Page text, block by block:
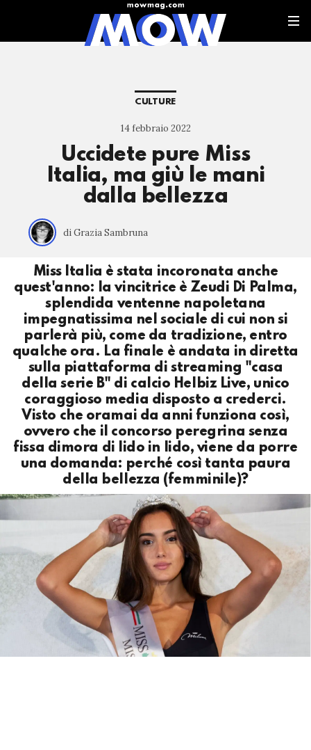
CULTURE
14 febbraio 2022
Uccidete pure Miss
Italia, ma giù le mani
dalla bellezza
di Grazia Sambruna
Miss Italia è stata incoronata anche
quest'anno: la vincitrice è Zeudi Di Palma,
splendida ventenne napoletana
impegnatissima nel sociale di cui non si
parlerà più, come da tradizione, entro
qualche ora. La finale è andata in diretta
sulla piattaforma di streaming "casa
della serie B" di calcio Helbiz Live, unico
coraggioso media disposto a crederci.
Visto che oramai da anni funziona così,
ovvero che il concorso peregrina senza
fissa dimora di lido in lido, viene da porre
una domanda: perché così tanta paura
della bellezza (femminile)?